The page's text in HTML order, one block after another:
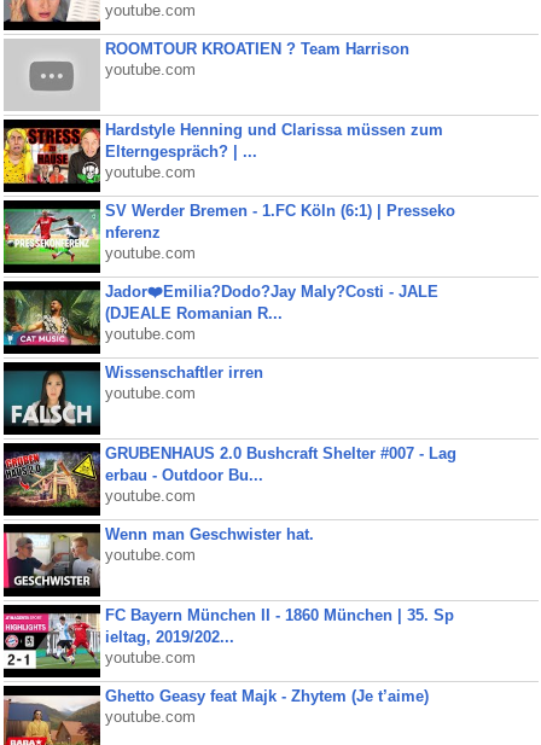
youtube.com
ROOMTOUR KROATIEN ? Team Harrison
youtube.com
Hardstyle Henning und Clarissa müssen zum
Elterngespräch? | ...
youtube.com
SV Werder Bremen - 1.FC Köln (6:1) | Presseko
nferenz
youtube.com
Jador❤️Emilia?Dodo?Jay Maly?Costi - JALE
(DJEALE Romanian R...
youtube.com
Wissenschaftler irren
youtube.com
GRUBENHAUS 2.0 Bushcraft Shelter #007 - Lag
erbau - Outdoor Bu...
youtube.com
Wenn man Geschwister hat.
youtube.com
FC Bayern München II - 1860 München | 35. Sp
ieltag, 2019/202...
youtube.com
Ghetto Geasy feat Majk - Zhytem (Je t’aime)
youtube.com